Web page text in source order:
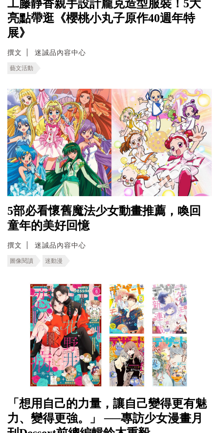
工藤靜香親手設計龐克造型服裝！5大
亮點帶逛《櫻桃小丸子原作40週年特
展》
撰文 迷誠品內容中心
藝文活動
5部必看懷舊魔法少女動畫推薦，喚回
童年的美好回憶
撰文 迷誠品內容中心
圖像閱讀 迷動漫
「想用自己的力量，讓自己變得更有魅
力、變得更強。」 ──專訪少女漫畫月